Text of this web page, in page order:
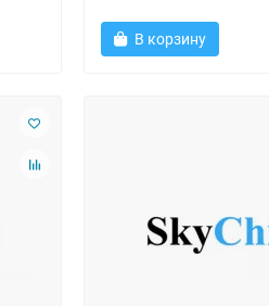
В корзину